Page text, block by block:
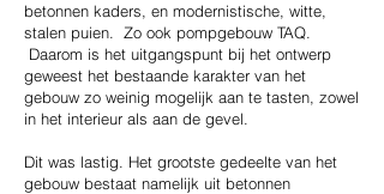
betonnen kaders, en modernistische, witte,
stalen puien. Zo ook pompgebouw TAQ.
Daarom is het uitgangspunt bij het ontwerp
geweest het bestaande karakter van het
gebouw zo weinig mogelijk aan te tasten, zowel
in het interieur als aan de gevel.
Dit was lastig. Het grootste gedeelte van het
gebouw bestaat namelijk uit betonnen